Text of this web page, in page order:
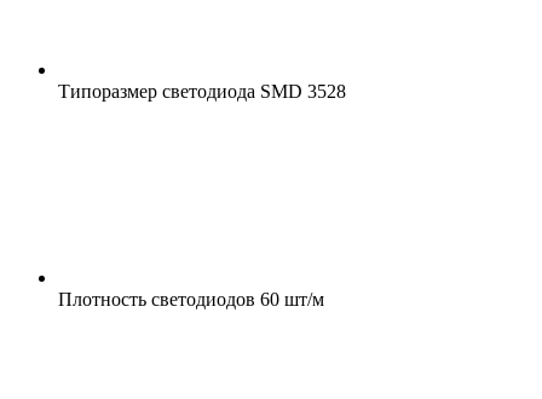
Типоразмер светодиода SMD 3528
Плотность светодиодов 60 шт/м